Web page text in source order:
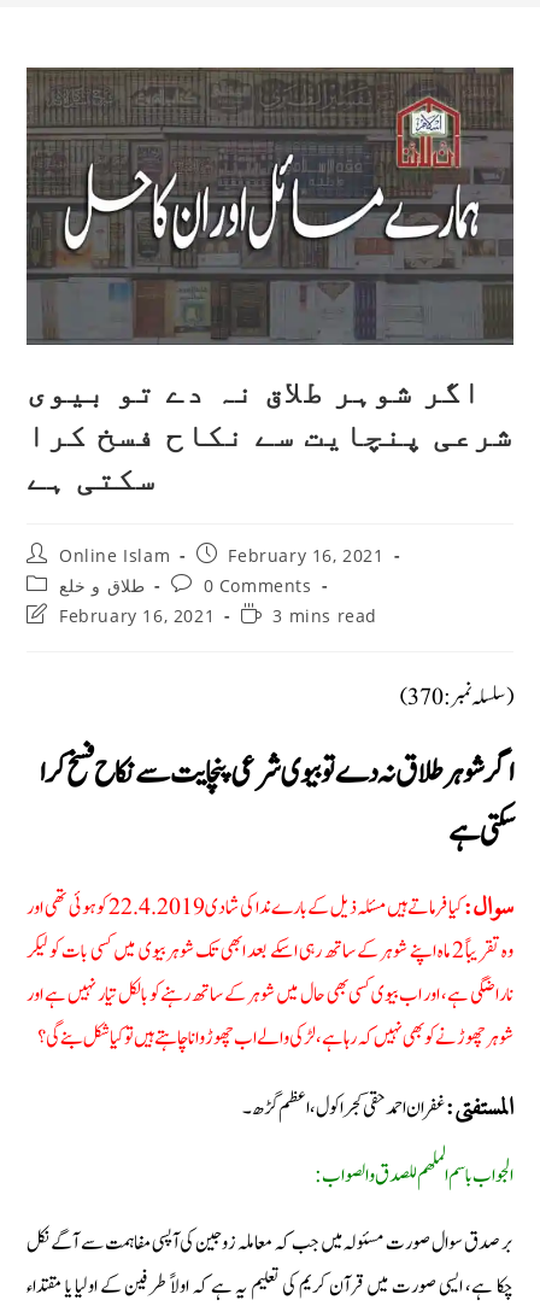
اگر شوہر طلاق نہ دے تو بیوی
شرعی پنچایت سے نکاح فسخ کرا
سکتی ہے
Post
author:
Online Islam
Post
published:
February 16, 2021
Post
category:
طلاق و خلع
Post
comments:
0 Comments
PostFebruary 16, 2021
Reading3 mins read
(سلسلہ نمبر: 370)
اگر شوہر طلاق نہ دے تو بیوی شرعی پنچایت سے نکاح فسخ کرا
سکتی ہے
سوال:
کیا فرماتے ہیں مسئلہ ذیل کےبارے ندا کی شادی 22.4.2019 کو ہوئی تھی اور
وہ تقریباً 2 ماہ اپنے شوہر کے ساتھ رہی اسکے بعد ابھی تک شوہر بیوی میں کسی بات کو لیکر
ناراضگی ہے، اور اب بیوی کسی بھی حال میں شوہر کے ساتھ رہنے کو بالکل تیار نہیں ہے اور
شوہر چھوڑنے کو بھی نہیں کہ رہا ہے، لڑکی والے اب چھوڑوانا چاہتے ہیں تو کیا شکل بنے گى؟
المستفتی:غفران احمد حقی کجرا کول، اعظم گڑھ۔
الجواب باسم الملھم للصدق والصواب:
بر صدق سوال صورت مسئولہ میں جب کہ معاملہ زوجین کی آپسی مفاہمت سے آگے نکل
چکا ہے، ایسی صورت میں قرآن کریم کی تعلیم یہ ہے کہ اولاً طرفین کے اولیا یا مقتداء